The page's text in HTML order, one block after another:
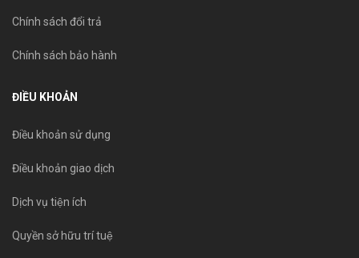
Chính sách đổi trả
Chính sách bảo hành
ĐIỀU KHOẢN
Điều khoản sử dụng
Điều khoản giao dịch
Dịch vụ tiện ích
Quyền sở hữu trí tuệ